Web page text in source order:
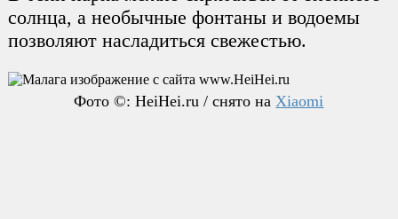
солнца, а необычные фонтаны и водоемы
позволяют насладиться свежестью.
Фото ©: HeiHei.ru / снято наXiaomi